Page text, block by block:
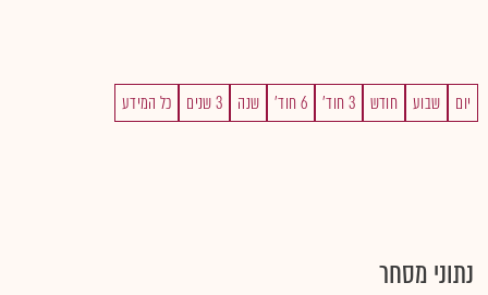
יום שבוע חודש 3 חוד' 6 חוד' שנה 3 שנים כל המידע
נתוני מסחר